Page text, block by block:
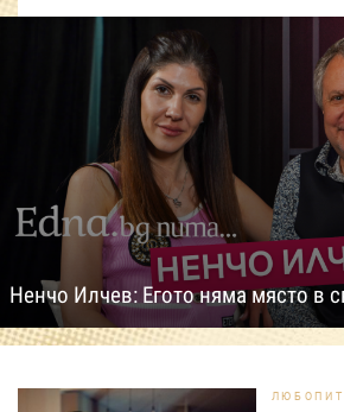
Ненчо Илчев: Егото няма място в